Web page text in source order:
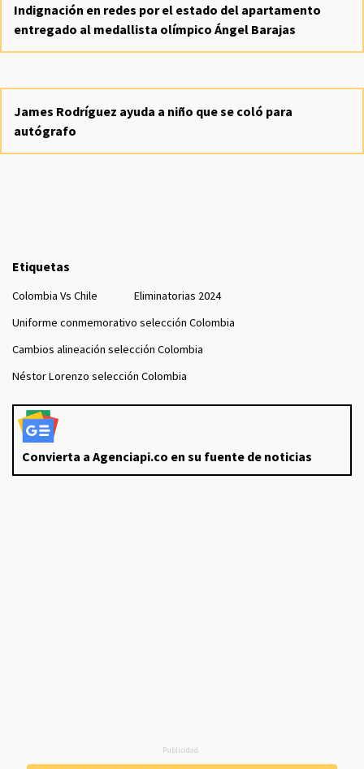
Indignación en redes por el estado del apartamento
entregado al medallista olímpico Ángel Barajas
James Rodríguez ayuda a niño que se coló para
autógrafo
Etiquetas
Colombia Vs Chile
Eliminatorias 2024
Uniforme conmemorativo selección Colombia
Cambios alineación selección Colombia
Néstor Lorenzo selección Colombia
Convierta a Agenciapi.co en su fuente de noticias
Publicidad